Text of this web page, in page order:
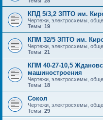
КПД 5/3,2 ЗПТО им.
Чертежи, электросхемы,
Темы: 19
КПМ 32/5 ЗПТО им.
Чертежи, электросхемы,
Темы: 21
КПМ 40-27-10,5
машиностроения
Чертежи, электросхемы,
Темы: 18
Сокол
Чертежи, электросхемы,
Темы: 29